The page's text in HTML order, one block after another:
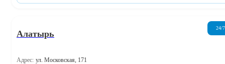
Алатырь
24/7
Адрес: ул. Московская, 171